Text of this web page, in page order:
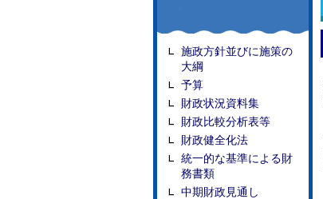
施政方針並びに施策の
大綱
予算
財政状況資料集
財政比較分析表等
財政健全化法
統一的な基準による財
務書類
中期財政見通し